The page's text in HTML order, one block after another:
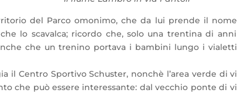
del Parco omonimo, che da lui prende il
lo scavalca; ricordo che, solo una trentina di
che un trenino portava i bambini lungo i vialetti
il Centro Sportivo Schuster, nonchè l’area verde
che può essere interessante: dal vecchio ponte di